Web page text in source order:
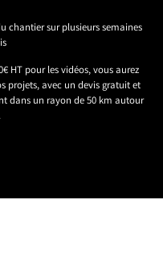
chantier sur plusieurs semaines
HT pour les vidéos, vous aurez
projets, avec un devis gratuit et
dans un rayon de 50 km autour